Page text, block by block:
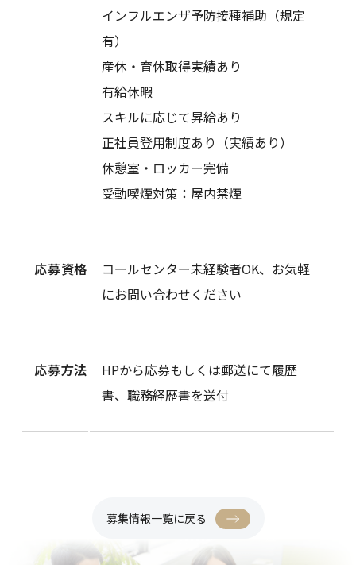
インフルエンザ予防接種補助（規定
有）
産休・育休取得実績あり
有給休暇
スキルに応じて昇給あり
正社員登用制度あり（実績あり）
休憩室・ロッカー完備
受動喫煙対策：屋内禁煙
応募資格
コールセンター未経験者OK、お気軽
にお問い合わせください
応募方法
HPから応募もしくは郵送にて履歴
書、職務経歴書を送付
募集情報一覧に戻る